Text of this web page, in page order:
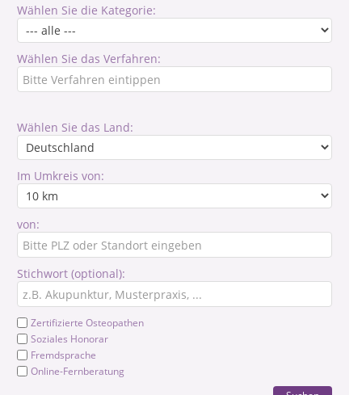
Wählen Sie die Kategorie:
Wählen Sie das Verfahren:
Wählen Sie das Land:
Im Umkreis von:
von:
Stichwort (optional):
Zertifizierte Osteopathen
Soziales Honorar
Fremdsprache
Online-Fernberatung